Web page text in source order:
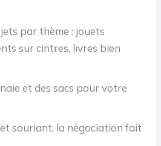
par thème : jouets
sur cintres, livres bien
et des sacs pour votre
souriant, la négociation fait